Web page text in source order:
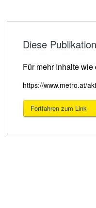
Diese
Für mehr Inhalte
https://www.metro.at/
Fortfahren zum Link